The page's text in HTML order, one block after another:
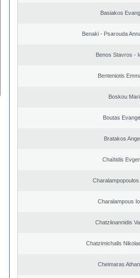
Basiakos
Benaki - Psarouda
Benos Stavros -
Benteniotis
Boskou
Boutas
Bratakos
Chaïtidis
Charalampous
Chatziioannidis
Chatzimichalis
Cheimaras